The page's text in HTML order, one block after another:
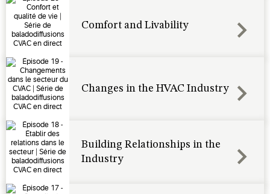
Comfort and Livability
Changes in the HVAC Industry
Building Relationships in the
Industry